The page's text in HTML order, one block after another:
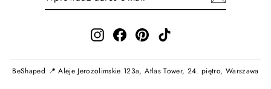
InstagramFacebookPinterest
BeShaped 📍 Aleje Jerozolimskie 123a, Atlas Tower, 24. piętro, Warszawa